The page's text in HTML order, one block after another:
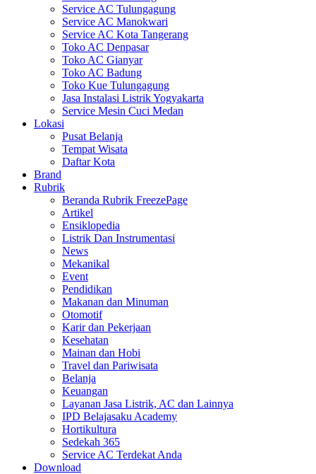
Service AC Tulungagung
Service AC Manokwari
Service AC Kota Tangerang
Toko AC Denpasar
Toko AC Gianyar
Toko AC Badung
Toko Kue Tulungagung
Jasa Instalasi Listrik Yogyakarta
Service Mesin Cuci Medan
Lokasi
Pusat Belanja
Tempat Wisata
Daftar Kota
Brand
Rubrik
Beranda Rubrik FreezePage
Artikel
Ensiklopedia
Listrik Dan Instrumentasi
News
Mekanikal
Event
Pendidikan
Makanan dan Minuman
Otomotif
Karir dan Pekerjaan
Kesehatan
Mainan dan Hobi
Travel dan Pariwisata
Belanja
Keuangan
Layanan Jasa Listrik, AC dan Lainnya
IPD Belajasaku Academy
Hortikultura
Sedekah 365
Service AC Terdekat Anda
Download